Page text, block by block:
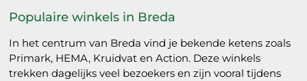
Populaire winkels in Breda
In het centrum van Breda vind je bekende ketens zoals
Primark, HEMA, Kruidvat en Action. Deze winkels
trekken dagelijks veel bezoekers en zijn vooral tijdens